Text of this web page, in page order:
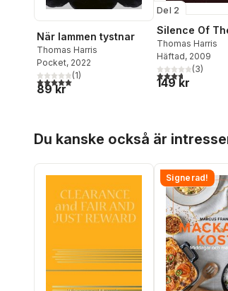
När lammen tystnar
Thomas Harris
Pocket, 2022
5,0utav 5 stjärnor. Totalt antal röster:
(1)
89 kr
Del 2
Silence Of
Thomas Harris
Häftad, 2009
3,7utav 5(3)
149 kr
Du kanske också är
Signerad!